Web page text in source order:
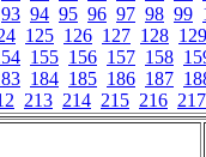
93 94 95 96 97 98 99
125 126 127 128 129
155 156 157 158
184 185 186 187
213 214 215 216 217